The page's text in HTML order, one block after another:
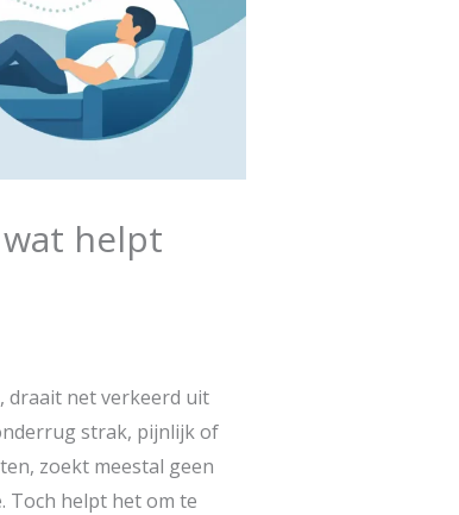
helpt
draait net verkeerd uit
strak, pijnlijk of
zoekt meestal geen
Toch helpt het om te